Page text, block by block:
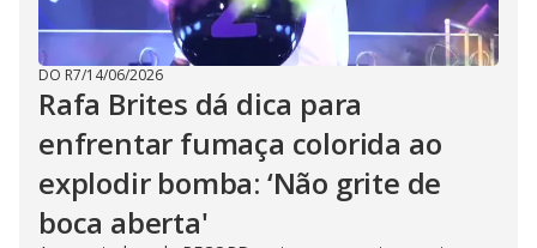
DO R7/14/06/2026
Rafa Brites dá dica para
enfrentar fumaça colorida ao
explodir bomba: ‘Não grite de
boca aberta'